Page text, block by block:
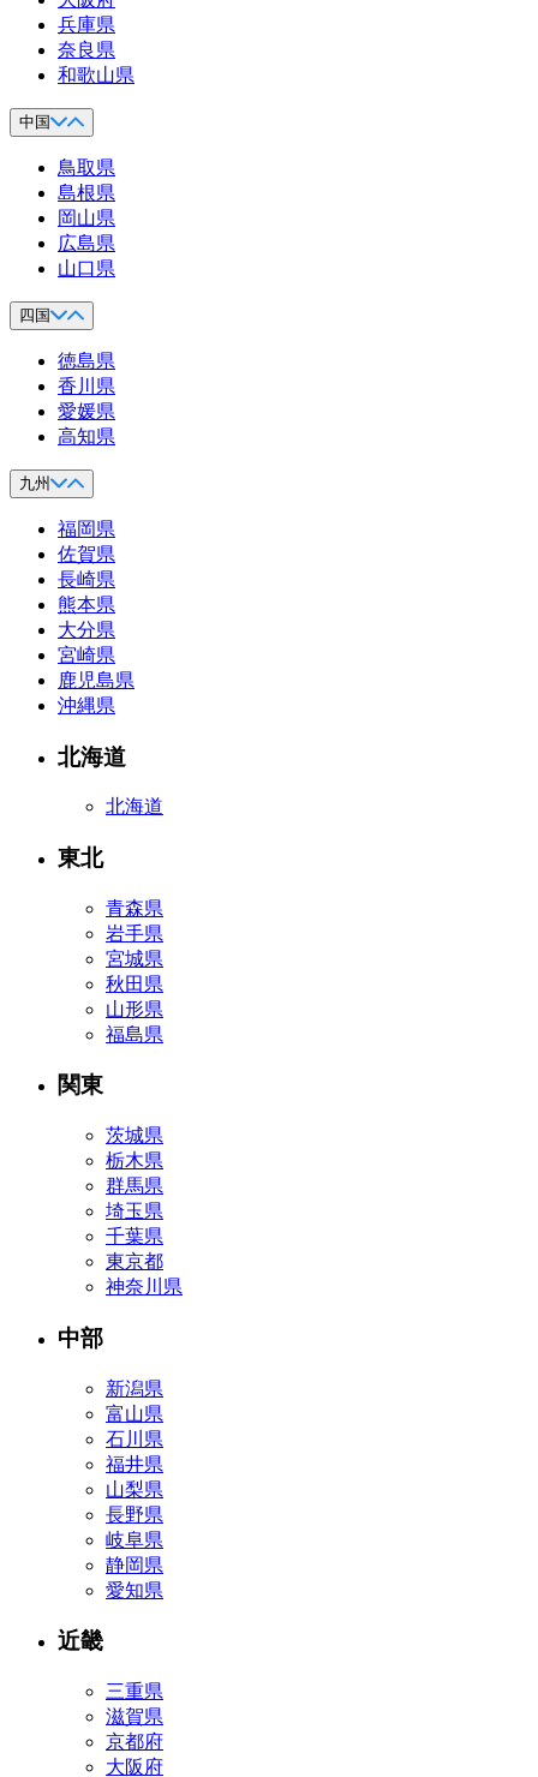
兵庫県
奈良県
和歌山県
中国
鳥取県
島根県
岡山県
広島県
山口県
四国
徳島県
香川県
愛媛県
高知県
九州
福岡県
佐賀県
長崎県
熊本県
大分県
宮崎県
鹿児島県
沖縄県
北海道
北海道
東北
青森県
岩手県
宮城県
秋田県
山形県
福島県
関東
茨城県
栃木県
群馬県
埼玉県
千葉県
東京都
神奈川県
中部
新潟県
富山県
石川県
福井県
山梨県
長野県
岐阜県
静岡県
愛知県
近畿
三重県
滋賀県
京都府
大阪府